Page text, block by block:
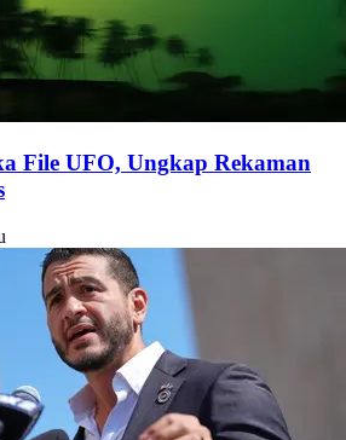
File UFO, Ungkap Rekaman